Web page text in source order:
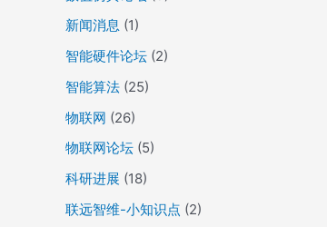
新闻消息 (1)
智能硬件论坛 (2)
智能算法 (25)
物联网 (26)
物联网论坛 (5)
科研进展 (18)
联远智维-小知识点 (2)